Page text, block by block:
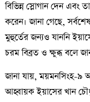
বিভিন্ন স্লোগান দেন এবং
করেন। জানা গেছে,
মুহুর্তের জন্যও যাননি
চরম বিব্রত ও ক্ষুব্ধ বলে
জানা যায়, ময়মনসিংহ-৯
আহ্বায়ক ইয়াসের খান